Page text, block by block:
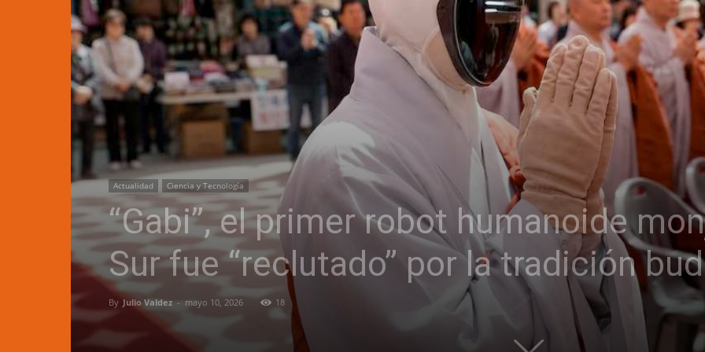
Actualidad Ciencia y Tecnología
“Gabi”, el primer robot humanoide
Sur fue “reclutado” por la tradición
By Julio Valdez - mayo 10, 2026 18